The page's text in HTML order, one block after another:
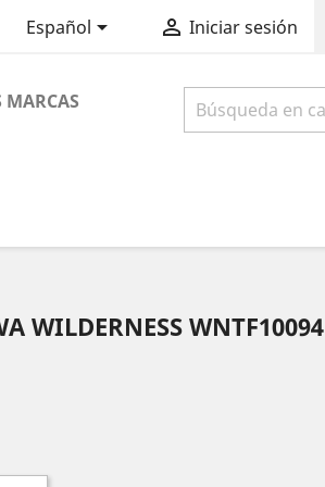
Español  Iniciar sesión
MARCAS
WILDERNESS WNTF10094